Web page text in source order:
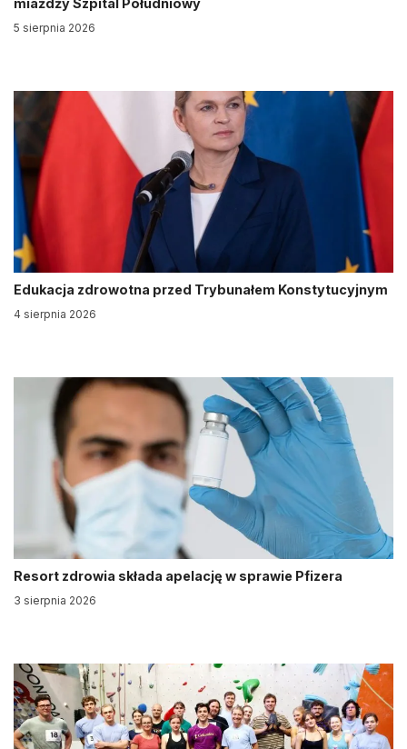
miażdży Szpital Południowy
5 sierpnia 2026
Edukacja zdrowotna przed Trybunałem Konstytucyjnym
4 sierpnia 2026
Resort zdrowia składa apelację w sprawie Pfizera
3 sierpnia 2026